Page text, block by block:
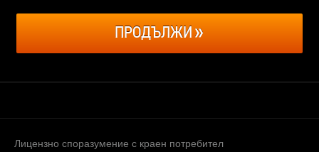
ПРОДЪЛЖИ
Лицензно споразумение с краен потребител